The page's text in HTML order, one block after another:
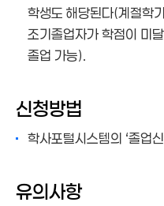
학생도 해당된다(계절학
조기졸업자가 학점이 미
졸업 가능).
신청방법
학사포털시스템의 ‘졸업
유의사항